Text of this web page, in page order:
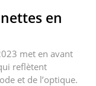
en
met en avant
reflètent
et de l’optique.